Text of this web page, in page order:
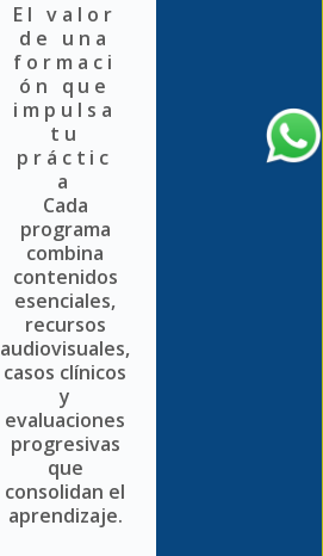
El valor
de una
formaci
ón que
impulsa
tu
práctic
a
Cada
programa
combina
contenidos
esenciales,
recursos
audiovisuales,
casos clínicos
y
evaluaciones
progresivas
que
consolidan el
aprendizaje.